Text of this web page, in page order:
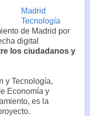
Madrid
Tecnología
de Madrid por
digital
los ciudadanos y
y Tecnología,
Economía y
es la